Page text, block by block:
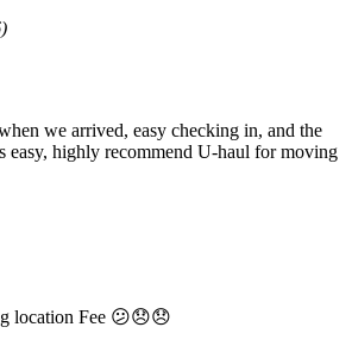
we arrived, easy checking in, and the
easy, highly recommend U-haul for moving
location Fee 😕😞😞